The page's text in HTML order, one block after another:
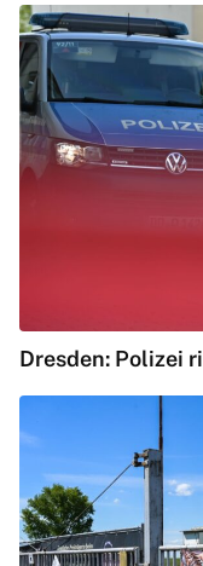
Dresden: Polizei